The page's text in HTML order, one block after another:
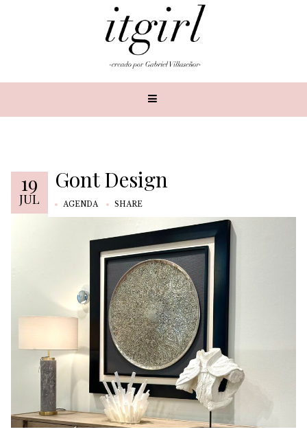
19
JUL
Gont Design
AGENDA SHARE